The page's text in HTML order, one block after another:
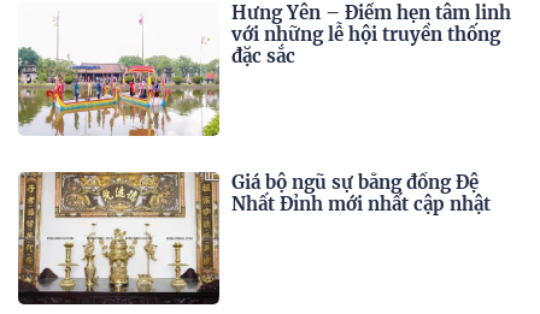
Hưng Yên – Điểm hẹn tâm linh
với những lễ hội truyền thống
đặc sắc
Giá bộ ngũ sự bằng đồng Đệ
Nhất Đỉnh mới nhất cập nhật